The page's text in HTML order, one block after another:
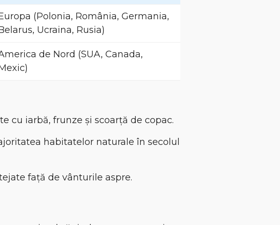
(Polonia, România, Germania,
Ucraina, Rusia)
de Nord (SUA, Canada,
cu iarbă, frunze și scoarță de copac.
habitatelor naturale în secolul
față de vânturile aspre.